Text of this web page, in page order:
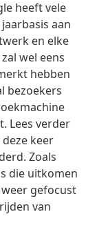
heeft vele
aan
en elke
wel eens
hebben
bezoekers
Lees verder
keer
Zoals
die uitkomen
gefocust
van